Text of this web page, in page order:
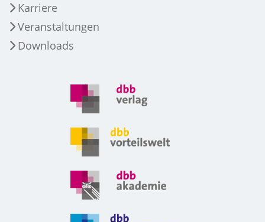
Karriere
Veranstaltungen
Downloads